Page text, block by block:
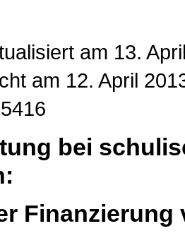
am 13.
am 12. April
bei